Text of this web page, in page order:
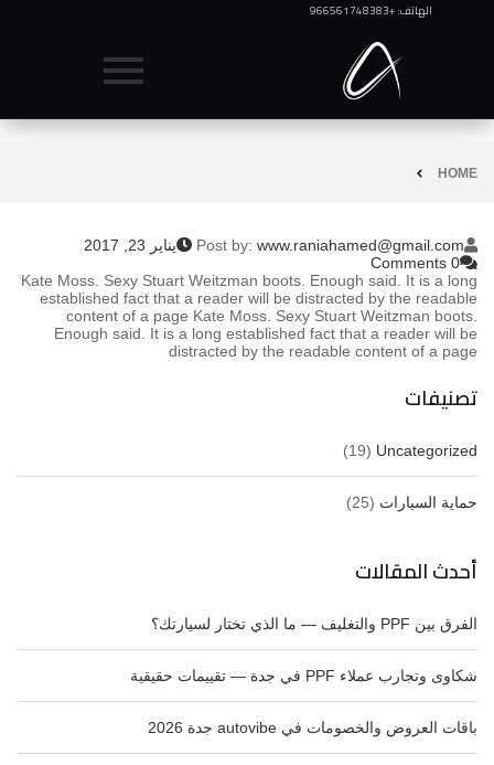
الهاتف: +966561748383
HOME
تصنيفات
Uncategorized
(19)
حماية السيارات (25)
أحدث المقالات
الفرق بين PPF والتغليف — ما الذي تختار لسيارتك؟
شكاوى وتجارب عملاء PPF في جدة — تقييمات حقيقية
باقات العروض والخصومات في autovibe جدة 2026
Post by: www.raniahamed@gmail.com
يناير 23, 2017
0 Comments
Kate Moss. Sexy Stuart Weitzman boots. Enough said. It is a long
established fact that a reader will be distracted by the readable
content of a page Kate Moss. Sexy Stuart Weitzman boots.
Enough said. It is a long established fact that a reader will be
distracted by the readable content of a page